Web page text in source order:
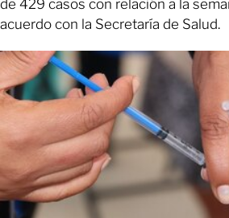
de 429 casos con relación a la
acuerdo con la Secretaría de Salud.